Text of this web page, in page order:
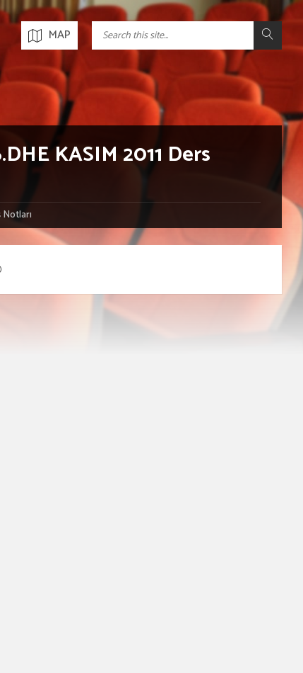
MAP
KASIM 2011 Ders